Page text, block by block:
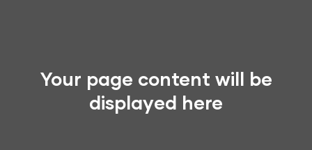
Your page content will be
displayed here